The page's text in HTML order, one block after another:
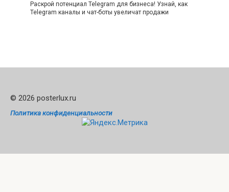
Раскрой потенциал Telegram для бизнеса! Узнай, как
Telegram каналы и чат-боты увеличат продажи
© 2026 posterlux.ru
Политика конфиденциальности